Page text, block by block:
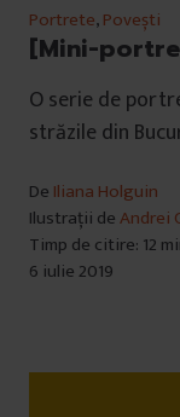
Portrete,Povești
[Mini-
O serie de
străzile din
De Iliana Holguin
Ilustrații deAndrei
Timp de citire: 12
6 iulie 2019